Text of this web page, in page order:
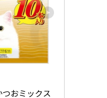
おミックス